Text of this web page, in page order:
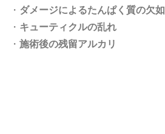
・ ダメージによるたんぱく質の欠如
・ キューティクルの乱れ
・ 施術後の残留アルカリ